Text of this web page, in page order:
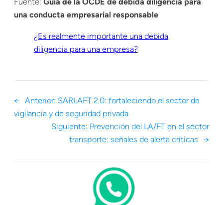
una conducta empresarial responsable
¿Es realmente importante una debida
diligencia para una empresa?
← Anterior: SARLAFT 2.0: fortaleciendo el sector de
vigilancia y de seguridad privada
Siguiente: Prevención del LA/FT en el sector
transporte: señales de alerta críticas
→